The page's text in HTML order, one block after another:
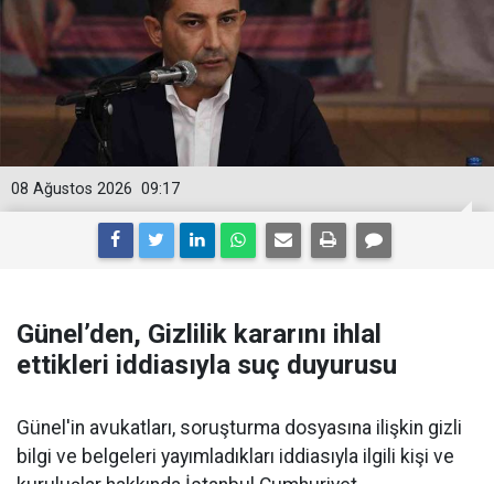
09:17
08 Ağustos 2026
Günel’den, Gizlilik kararını ihlal
ettikleri iddiasıyla suç duyurusu
Günel'in avukatları, soruşturma dosyasına ilişkin gizli
bilgi ve belgeleri yayımladıkları iddiasıyla ilgili kişi ve